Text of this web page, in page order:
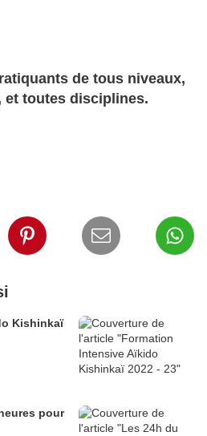
de tous niveaux,
et toutes disciplines.
Kishinkaï
pour